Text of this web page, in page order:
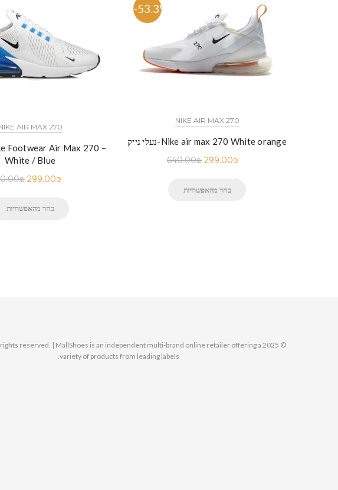
AIR MAX 270
White / Blue
₪ 299.00₪
בחר מהאפשרויות
-53.3%
NIKE AIR MAX 270
נעלי נייק-Nike air max 270 White orange
640.00₪ 299.00₪
בחר מהאפשרויות
– All rights reserved. | MallShoes is an independent multi-brand online retailer offering a
variety of products from leading labels.